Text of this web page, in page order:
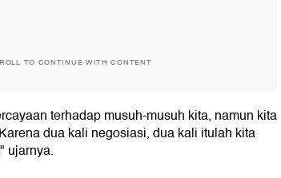
TO CONTINUE WITH CONTENT
terhadap musuh-musuh kita, namun kita
dua kali negosiasi, dua kali itulah kita
ujarnya.